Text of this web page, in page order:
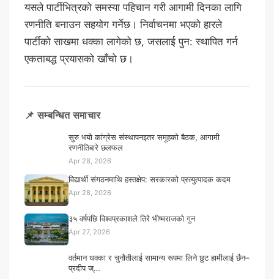
यसले पार्टीभित्रको समस्या पहिचान गरी आगामी दिनका लागि
रणनीति बनाउन सहयोग गर्नेछ। निर्वाचनमा भएको हारले
पार्टीको साखमा धक्का लागेको छ, जसलाई पुन: स्थापित गर्न
एकताबद्ध प्रयासको खाँचो छ।
📌 सम्बन्धित समाचार
सुरु भयो कांग्रेस संस्थापनइतर समूहको बैठक, आगामी
रणनीतिबारे छलफल
Apr 28, 2026
विद्यार्थी संगठनमाथि हस्तक्षेप: सरकारको प्रत्युत्पादक कदम
Apr 28, 2026
३५ वर्षपछि विश्वप्रकाशले तिरे भीष्मराजको गुन
Apr 27, 2026
वर्तमान धक्का र चुनौतीलाई सामान्य रूपमा लिने छुट हामीलाई छैन–
प्रदीप ज्…